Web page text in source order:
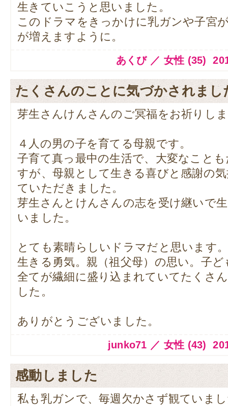
生きていこうと思いました。
このドラマをきっかけに乳ガンや子宮
が増えますように。
あくび ／ 女性 (35)
たくさんのことに気づかされまし
芽生さんけんさんのご冥福をお祈りし
４人の男の子を育てる母親です。
子育て真っ最中の生活で、大変なこと
すが、母親として生きる喜びと感謝の
ていただきました。
芽生さんとけんさんの志を受け継いで
いました。
とても素晴らしいドラマだと思います
生きる勇気。親（祖父母）の思い。子
全てが繊細に盛り込まれていてたくさ
した。
ありがとうございました。
junko71 ／ 女性 (43)
感動しました
私も乳ガンで、毎週欠かさず観ていま